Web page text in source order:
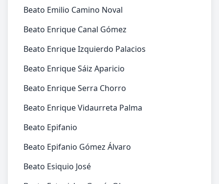
Beato Emilio Camino Noval
Beato Enrique Canal Gómez
Beato Enrique Izquierdo Palacios
Beato Enrique Sáiz Aparicio
Beato Enrique Serra Chorro
Beato Enrique Vidaurreta Palma
Beato Epifanio
Beato Epifanio Gómez Álvaro
Beato Esiquio José